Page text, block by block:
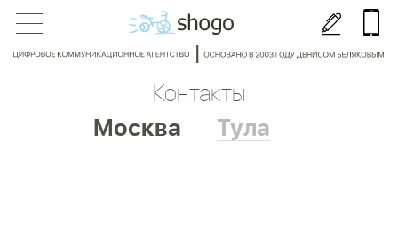
Контакты
Москва Тула